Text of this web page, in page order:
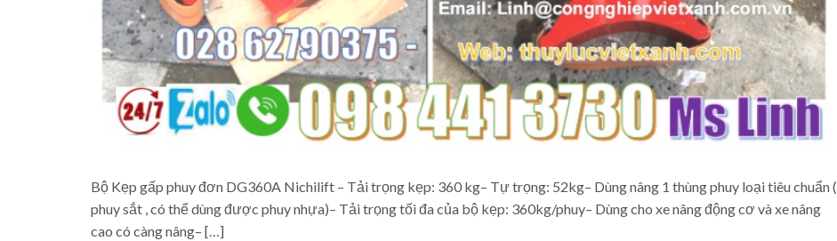
Bộ Kẹp gấp phuy đơn DG360A Nichilift – Tải trọng kẹp: 360 kg– Tự trọng: 52kg– Dùng nâng 1 thùng phuy loại tiêu chuẩn (
phuy sắt , có thể dùng được phuy nhựa)– Tải trọng tối đa của bộ kẹp: 360kg/phuy– Dùng cho xe nâng động cơ và xe nâng
cao có càng nâng– […]